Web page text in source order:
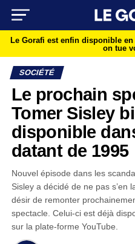
Le Gorafi est enfin disponible
on tue
SOCIÉTÉ
Le prochain
Tomer Sisley
disponible
datant de 1995
Nouvel épisode dans les
Sisley a décidé de ne pas s’en
désir de remonter
spectacle. Celui-ci est déjà
sur la plate-forme YouTube.